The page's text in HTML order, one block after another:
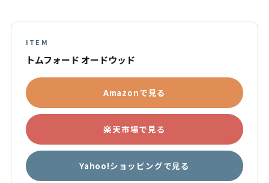
ITEM
トムフォード オードウッド
Amazonで見る
楽天市場で見る
Yahoo!ショッピングで見る